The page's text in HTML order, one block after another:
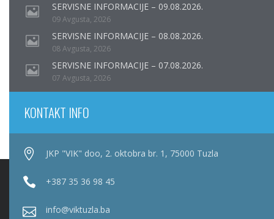
SERVISNE INFORMACIJE – 09.08.2026.
09 Avgusta, 2026
SERVISNE INFORMACIJE – 08.08.2026.
08 Avgusta, 2026
SERVISNE INFORMACIJE – 07.08.2026.
07 Avgusta, 2026
KONTAKT INFO
JKP "VIK" doo, 2. oktobra br. 1, 75000 Tuzla
+387 35 36 98 45
info@viktuzla.ba